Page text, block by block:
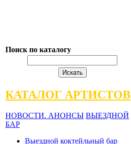
Поиск по каталогу
КАТАЛОГ АРТИСТОВ
НОВОСТИ. АНОНСЫ ВЫЕЗДНОЙ
БАР
Выездной коктейльный бар